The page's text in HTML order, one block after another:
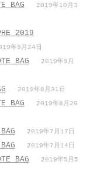
BAG
2019年10月3
2019
年9月24日
BAG
2019年9月
2019年8月31日
BAG
2019年8月20
2019年7月17日
2019年7月14日
BAG
2019年5月5